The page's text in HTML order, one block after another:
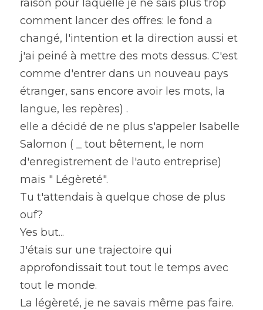
raison pour laquelle je ne sais plus trop
comment lancer des offres: le fond a
changé, l'intention et la direction aussi et
j'ai peiné à mettre des mots dessus. C'est
comme d'entrer dans un nouveau pays
étranger, sans encore avoir les mots, la
langue, les repères) .
elle a décidé de ne plus s'appeler Isabelle
Salomon ( _ tout bêtement, le nom
d'enregistrement de l'auto entreprise)
mais " Légèreté".
Tu t'attendais à quelque chose de plus
ouf?
Yes but...
J'étais sur une trajectoire qui
approfondissait tout tout le temps avec
tout le monde.
La légèreté, je ne savais même pas faire.